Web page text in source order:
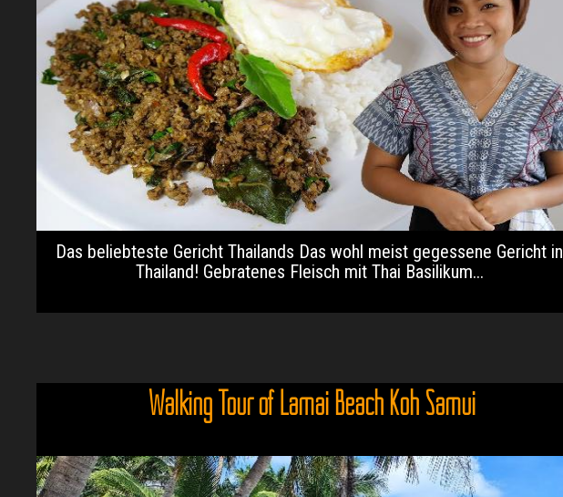
Das beliebteste Gericht Thailands Das wohl meist gegessene Gericht in
Thailand! Gebratenes Fleisch mit Thai Basilikum...
Walking Tour of Lamai Beach Koh Samui